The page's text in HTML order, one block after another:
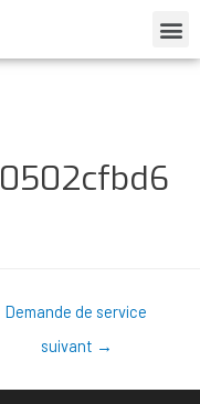
Demande de service
suivant →